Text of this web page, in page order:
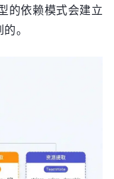
的依赖模式会建立
。